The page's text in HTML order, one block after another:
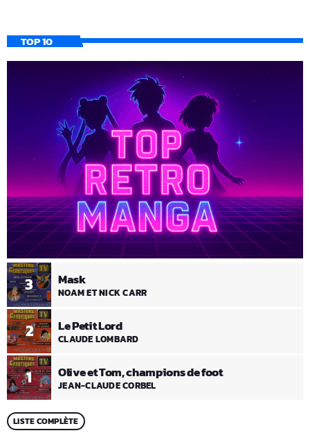
TOP 10
1 Olive et Tom, champions de foot
JEAN-CLAUDE CORBEL
2 Le Petit Lord
CLAUDE LOMBARD
3 Mask
NOAM ET NICK CARR
LISTE COMPLÈTE